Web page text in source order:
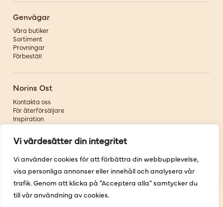
Vi värdesätter din integritet
Vi använder cookies för att förbättra din webbupplevelse,
visa personliga annonser eller innehåll och analysera vår
trafik. Genom att klicka på "Acceptera alla" samtycker du
till vår användning av cookies.
Genvägar
Våra butiker
Sortiment
Provningar
Förbeställ
Norins Ost
Kontakta oss
För återförsäljare
Inspiration
Om oss
Följ oss
Facebook
Instagram
Youtube